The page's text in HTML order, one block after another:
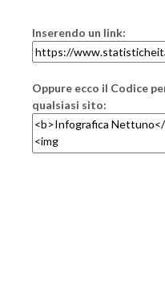
Inserendo un link:
Oppure ecco il Codice
qualsiasi sito: